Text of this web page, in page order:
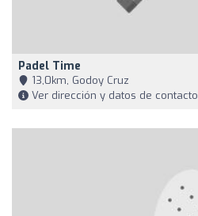
Padel Time
13,0km, Godoy Cruz
Ver dirección y datos de contacto